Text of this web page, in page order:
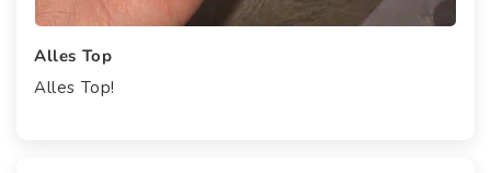
Alles Top
Alles Top!